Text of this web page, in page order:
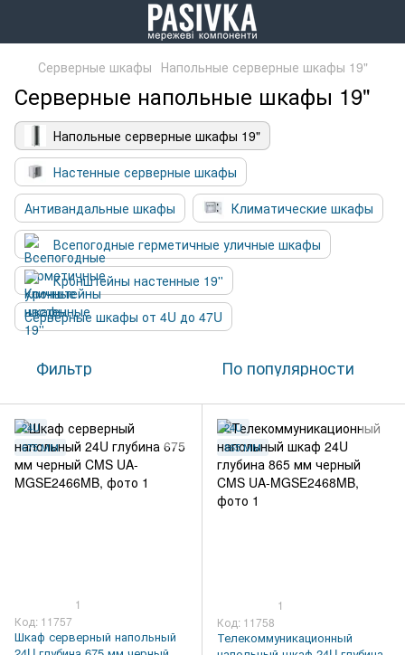
Серверные шкафы Напольные серверные шкафы 19"
Серверные напольные шкафы 19"
Напольные серверные шкафы 19"
Настенные серверные шкафы
Антивандальные шкафы
Климатические шкафы
Всепогодные герметичные уличные шкафы
Кронштейны настенные 19''
Серверные шкафы от 4U до 47U
Фильтр По популярности
24U
675 ММ
1
Код: 11757
Шкаф серверный напольный
24U
865 ММ
1
Код: 11758
Телекоммуникационный